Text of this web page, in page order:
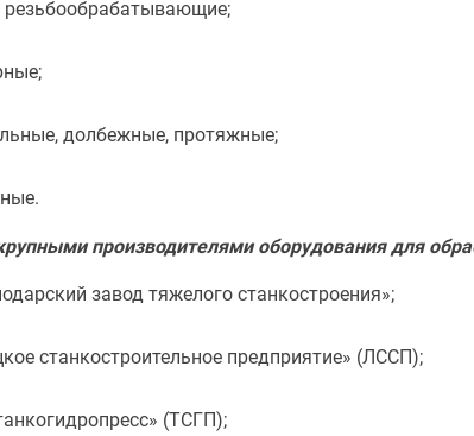
резьбообрабатывающие;
долбежные, протяжные;
производителями оборудования для
завод тяжелого станкостроения»;
станкостроительное предприятие» (ЛССП);
(ТСГП);